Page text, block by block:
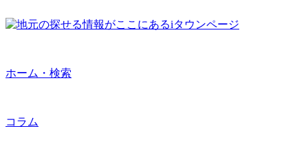
ホーム・検索
コラム